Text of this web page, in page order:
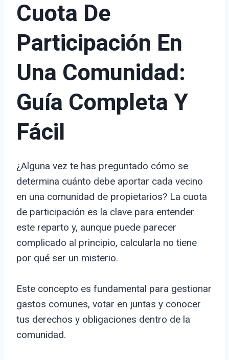
Cuota De
Participación En
Una Comunidad:
Guía Completa Y
Fácil
¿Alguna vez te has preguntado cómo se
determina cuánto debe aportar cada vecino
en una comunidad de propietarios? La cuota
de participación es la clave para entender
este reparto y, aunque puede parecer
complicado al principio, calcularla no tiene
por qué ser un misterio.
Este concepto es fundamental para gestionar
gastos comunes, votar en juntas y conocer
tus derechos y obligaciones dentro de la
comunidad.